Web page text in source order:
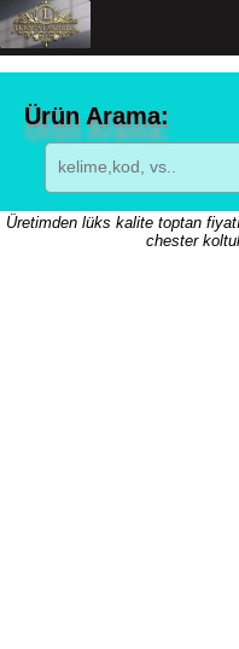
Ürün Arama:
Üretimden lüks kalite toptan
chester